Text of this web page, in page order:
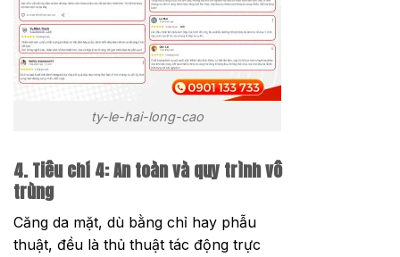
ty-le-hai-long-cao
4. Tiêu chí 4: An toàn và quy trình vô
trùng
Căng da mặt, dù bằng chỉ hay phẫu
thuật, đều là thủ thuật tác động trực